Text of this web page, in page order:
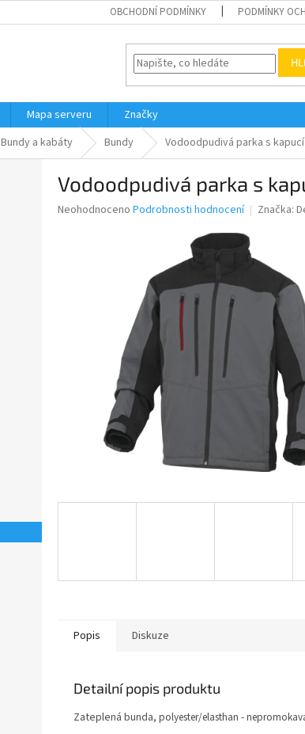
OBCHODNÍ PODMÍNKY PODMÍNKY
Mapa serveru
Značky
Bundy a kabáty Bundy Vodoodpudivá parka s kapucí
Vodoodpudivá parka s
Průměrné
Neohodnoceno Podrobnosti hodnocení Značka:
Popis Diskuze
Detailní popis produktu
Zateplená bunda, polyester/elasthan -